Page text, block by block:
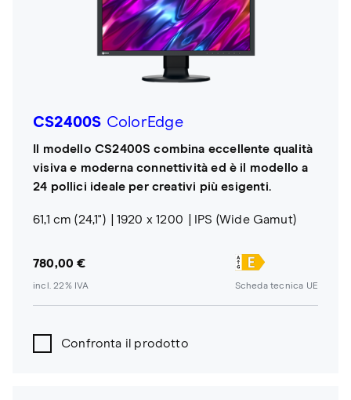
CS2400S ColorEdge
Il modello CS2400S combina eccellente qualità
visiva e moderna connettività ed è il modello a
24 pollici ideale per creativi più esigenti.
61,1 cm (24,1") 1920 x 1200 IPS (Wide Gamut)
780,00 €
incl. 22% IVA Scheda tecnica UE
Confronta il prodotto